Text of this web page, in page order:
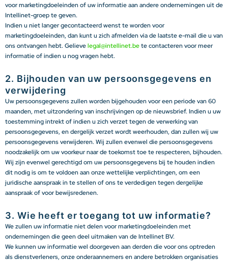
voor marketingdoeleinden of uw informatie aan andere ondernemingen uit de
Intellinet-groep te geven.
Indien u niet langer gecontacteerd wenst te worden voor
marketingdoeleinden, dan kunt u zich afmelden via de laatste e-mail die u van
ons ontvangen hebt. Gelievelegal@intellinet.bete contacteren voor meer
informatie of indien u nog vragen hebt.
2. Bijhouden van uw persoonsgegevens en
verwijdering
Uw persoonsgegevens zullen worden bijgehouden voor een periode van 60
maanden, met uitzondering van inschrijvingen op de nieuwsbrief. Indien u uw
toestemming intrekt of indien u zich verzet tegen de verwerking van
persoonsgegevens, en dergelijk verzet wordt weerhouden, dan zullen wij uw
persoonsgegevens verwijderen. Wij zullen evenwel die persoonsgegevens
noodzakelijk om uw voorkeur naar de toekomst toe te respecteren, bijhouden.
Wij zijn evenwel gerechtigd om uw persoonsgegevens bij te houden indien
dit nodig is om te voldoen aan onze wettelijke verplichtingen, om een
juridische aanspraak in te stellen of ons te verdedigen tegen dergelijke
aanspraak of voor bewijsredenen.
3. Wie heeft er toegang tot uw informatie?
We zullen uw informatie niet delen voor marketingdoeleinden met
ondernemingen die geen deel uitmaken van de Intellinet BV.
We kunnen uw informatie wel doorgeven aan derden die voor ons optreden
als dienstverleners, onze onderaannemers en andere betrokken organisaties